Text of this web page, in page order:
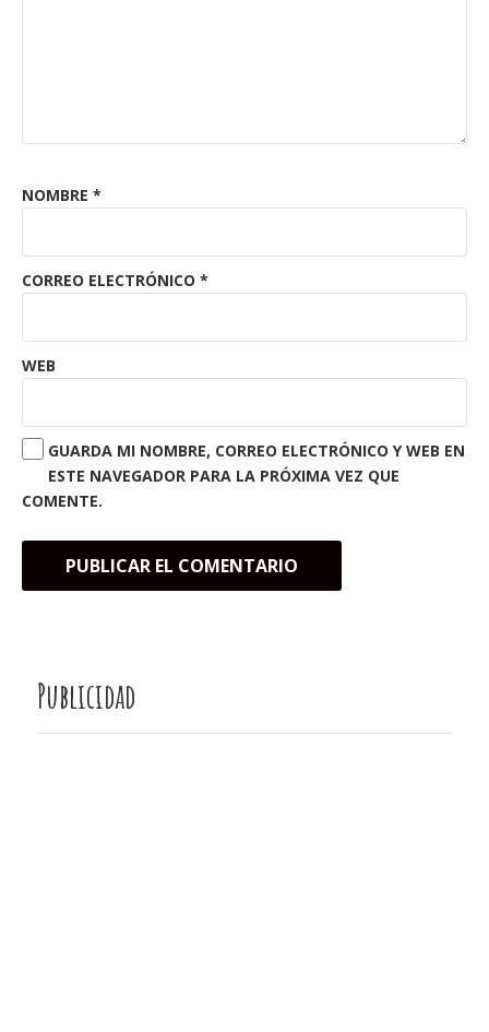
NOMBRE *
CORREO ELECTRÓNICO *
WEB
GUARDA MI NOMBRE, CORREO ELECTRÓNICO Y WEB EN
ESTE NAVEGADOR PARA LA PRÓXIMA VEZ QUE
COMENTE.
Publicidad